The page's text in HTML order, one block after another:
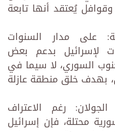
يُعتقد أنها تابعة
على مدار السنوات
لإسرائيل بدعم بعض
السوري، لا سيما في
بهدف خلق منطقة عازلة
رغم الاعتراف
محتلة، فإن إسرائيل